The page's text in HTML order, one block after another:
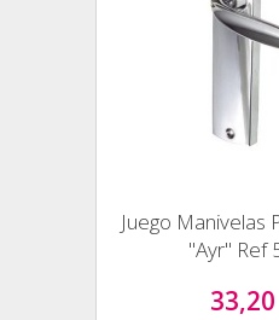
Juego Manivelas
"Ayr" Ref